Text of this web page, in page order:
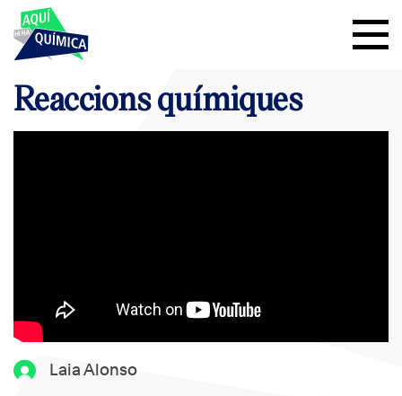
Laia Alonso
Reaccions químiques